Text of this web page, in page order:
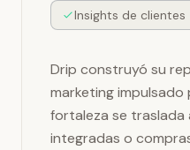
Insights de clientes
Drip construyó su
marketing impulsado
fortaleza se traslada
integradas o